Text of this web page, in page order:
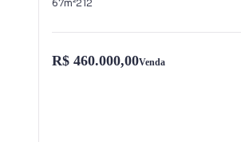
67m²212
R$ 460.000,00Venda